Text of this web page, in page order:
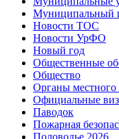
Муниципальный
Новости ТОС
Новости УрФО
Новый год
Общественные
Общество
Органы местного
Официальные
Паводок
Пожарная